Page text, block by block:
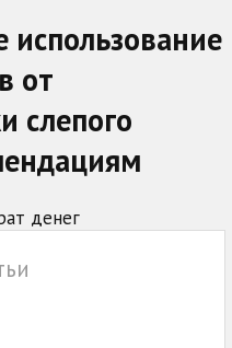
использование
от
слепого
денег